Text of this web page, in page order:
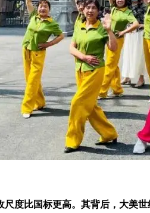
比国标更高。其背后，大美世